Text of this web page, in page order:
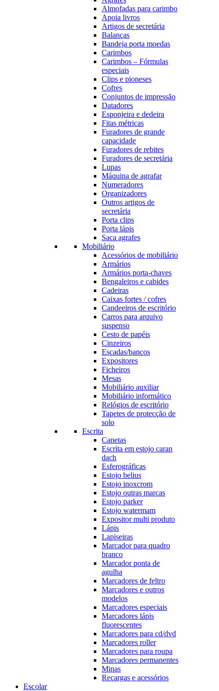
Almofadas para carimbo
Apoia livros
Artigos de secretária
Balanças
Bandeja porta moedas
Carimbos
Carimbos – Fórmulas
especiais
Clips e pioneses
Cofres
Conjuntos de impressão
Datadores
Esponjeira e dedeira
Fitas métricas
Furadores de grande
capacidade
Furadores de rebites
Furadores de secretária
Lupas
Máquina de agrafar
Numeradores
Organizadores
Outros artigos de
secretária
Porta clips
Porta lápis
Saca agrafes
Mobiliário
Acessórios de mobiliário
Armários
Armários porta-chaves
Bengaleiros e cabides
Cadeiras
Caixas fortes / cofres
Candeeiros de escritório
Carros para arquivo
suspenso
Cesto de papéis
Cinzeiros
Escadas/bancos
Expositores
Ficheiros
Mesas
Mobiliário auxiliar
Mobiliário informático
Relógios de escritório
Tapetes de protecção de
solo
Escrita
Canetas
Escrita em estojo caran
dach
Esferográficas
Estojo belius
Estojo inoxcrom
Estojo outras marcas
Estojo parker
Estojo watermam
Expositor multi produto
Lápis
Lapiseiras
Marcador para quadro
branco
Marcador ponta de
agulha
Marcadores de feltro
Marcadores e outros
modelos
Marcadores especiais
Marcadores lápis
fluorescentes
Marcadores para cd/dvd
Marcadores roller
Marcadores para roupa
Marcadores permanentes
Minas
Recargas e acessórios
Escolar